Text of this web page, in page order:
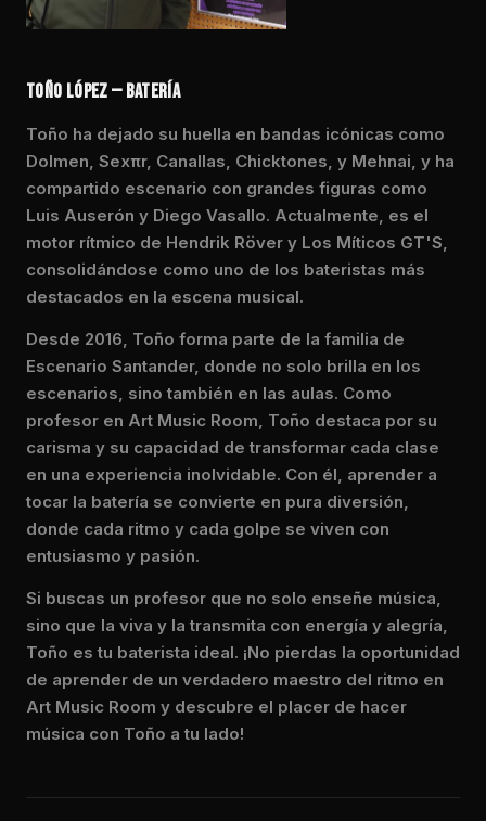
TOÑO LÓPEZ — BATERÍA
Toño ha dejado su huella en bandas icónicas como
Dolmen, Sexπr, Canallas, Chicktones, y Mehnai, y ha
compartido escenario con grandes figuras como
Luis Auserón y Diego Vasallo. Actualmente, es el
motor rítmico de Hendrik Röver y Los Míticos GT'S,
consolidándose como uno de los bateristas más
destacados en la escena musical.
Desde 2016, Toño forma parte de la familia de
Escenario Santander, donde no solo brilla en los
escenarios, sino también en las aulas. Como
profesor en Art Music Room, Toño destaca por su
carisma y su capacidad de transformar cada clase
en una experiencia inolvidable. Con él, aprender a
tocar la batería se convierte en pura diversión,
donde cada ritmo y cada golpe se viven con
entusiasmo y pasión.
Si buscas un profesor que no solo enseñe música,
sino que la viva y la transmita con energía y alegría,
Toño es tu baterista ideal. ¡No pierdas la oportunidad
de aprender de un verdadero maestro del ritmo en
Art Music Room y descubre el placer de hacer
música con Toño a tu lado!